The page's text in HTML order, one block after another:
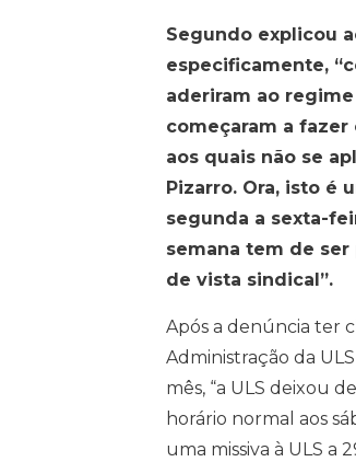
Segundo explicou
especificamente,
aderiram ao
começaram a
aos quais não se
Pizarro. Ora, isto é
segunda a sexta-
semana tem de
de vista sindical”.
Após a denúncia ter
Administração da
mês, “a ULS deixou
horário normal aos
uma missiva à ULS a